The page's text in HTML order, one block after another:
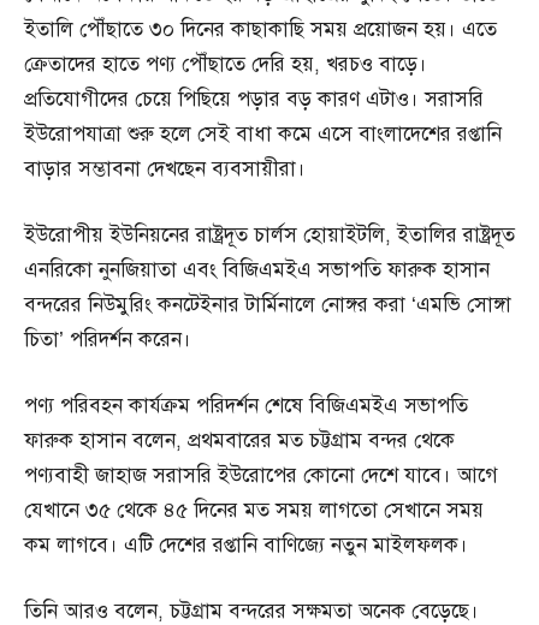
ইতালি পৌঁছাতে ৩০ দিনের কাছাকাছি সময় প্রয়োজন হয়। এতে
ক্রেতাদের হাতে পণ্য পৌঁছাতে দেরি হয়, খরচও বাড়ে।
প্রতিযোগীদের চেয়ে পিছিয়ে পড়ার বড় কারণ এটাও। সরাসরি
ইউরোপযাত্রা শুরু হলে সেই বাধা কমে এসে বাংলাদেশের রপ্তানি
বাড়ার সম্ভাবনা দেখছেন ব্যবসায়ীরা।
ইউরোপীয় ইউনিয়নের রাষ্ট্রদূত চার্লস হোয়াইটলি, ইতালির রাষ্ট্রদূত
এনরিকো নুনজিয়াতা এবং বিজিএমইএ সভাপতি ফারুক হাসান
বন্দরের নিউমুরিং কনটেইনার টার্মিনালে নোঙ্গর করা ‘এমভি সোঙ্গা
চিতা’ পরিদর্শন করেন।
পণ্য পরিবহন কার্যক্রম পরিদর্শন শেষে বিজিএমইএ সভাপতি
ফারুক হাসান বলেন, প্রথমবারের মত চট্টগ্রাম বন্দর থেকে
পণ্যবাহী জাহাজ সরাসরি ইউরোপের কোনো দেশে যাবে। আগে
যেখানে ৩৫ থেকে ৪৫ দিনের মত সময় লাগতো সেখানে সময়
কম লাগবে। এটি দেশের রপ্তানি বাণিজ্যে নতুন মাইলফলক।
তিনি আরও বলেন, চট্টগ্রাম বন্দরের সক্ষমতা অনেক বেড়েছে।